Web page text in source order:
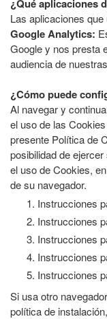
¿Qué aplicaciones
Las aplicaciones
Google Analytics:
Google y nos presta
audiencia de
¿Cómo puede
Al navegar y
el uso de las
presente Política de
posibilidad de
el uso de Cookies,
de su navegador.
Instrucciones
Instrucciones
Instrucciones
Instrucciones
Instrucciones
Si usa otro
política de